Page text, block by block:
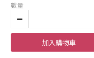
數量
加入購物車